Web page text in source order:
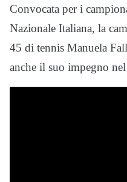
Convocata per i
Nazionale Italiana, la
45 di tennis Manuela
anche il suo impegno